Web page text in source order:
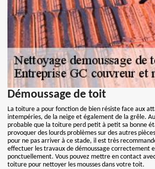
Démoussage de toit
La toiture a pour fonction de bien résiste face aux
intempéries, de la neige et également de la grêle.
probable que la toiture perd petit à petit sa bonne
provoquer des lourds problèmes sur des autres
pour ne pas arriver à ce stade, il est très
effectuer les travaux de démoussage correctement
ponctuellement. Vous pouvez mettre en contact
toiture pour nettoyer les mousses dans votre toit.